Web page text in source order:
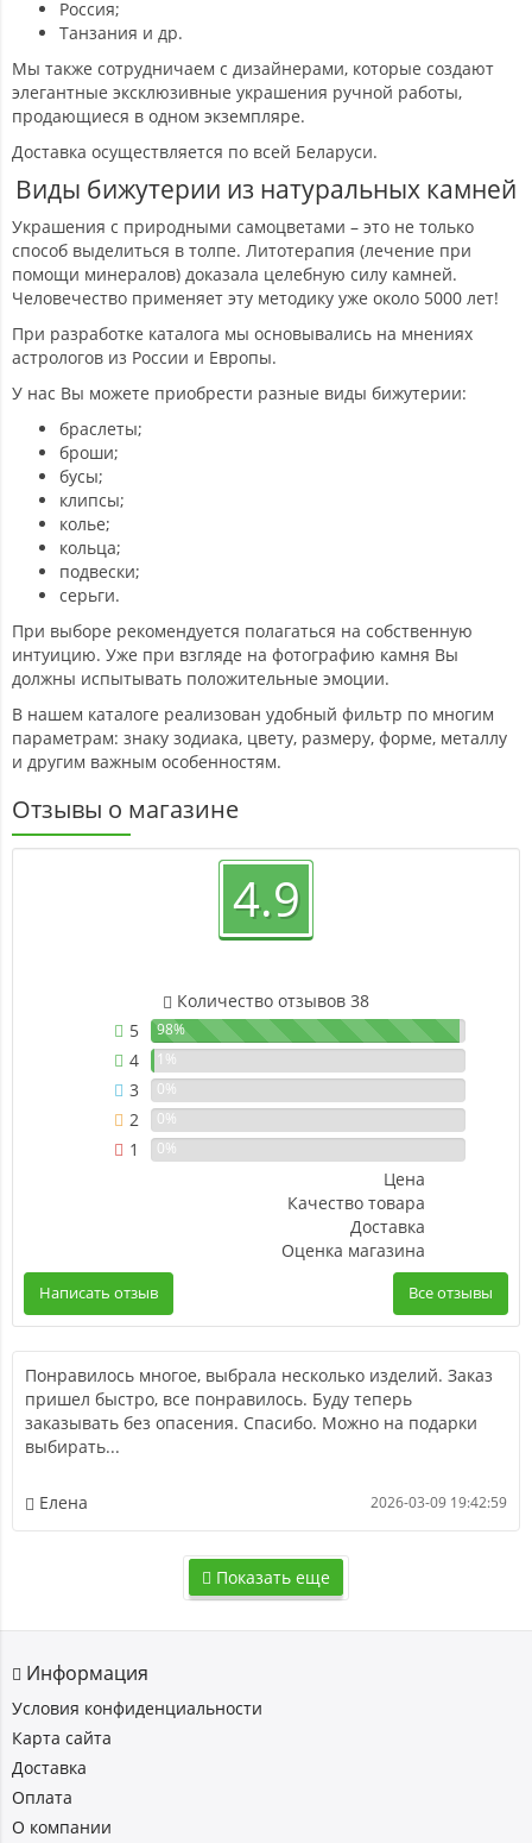
Россия;
Танзания и др.
Мы также сотрудничаем с дизайнерами, которые создают
элегантные эксклюзивные украшения ручной работы,
продающиеся в одном экземпляре.
Доставка осуществляется по всей Беларуси.
Виды бижутерии из натуральных камней
Украшения с природными самоцветами – это не только
способ выделиться в толпе. Литотерапия (лечение при
помощи минералов) доказала целебную силу камней.
Человечество применяет эту методику уже около 5000 лет!
При разработке каталога мы основывались на мнениях
астрологов из России и Европы.
У нас Вы можете приобрести разные виды бижутерии:
браслеты;
броши;
бусы;
клипсы;
колье;
кольца;
подвески;
серьги.
При выборе рекомендуется полагаться на собственную
интуицию. Уже при взгляде на фотографию камня Вы
должны испытывать положительные эмоции.
В нашем каталоге реализован удобный фильтр по многим
параметрам: знаку зодиака, цвету, размеру, форме, металлу
и другим важным особенностям.
Отзывы о магазине
4.9
Количество отзывов 38
5
98%
4 1%
3 0%
2 0%
1 0%
Цена
Качество товара
Доставка
Оценка магазина
Написать отзыв Все отзывы
Понравилось многое, выбрала несколько изделий. Заказ
пришел быстро, все понравилось. Буду теперь
заказывать без опасения. Спасибо. Можно на подарки
выбирать...
Елена 2026-03-09 19:42:59
Показать еще
Информация
Условия конфиденциальности
Карта сайта
Доставка
Оплата
О компании